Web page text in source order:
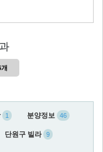
1 분양정보 46
단원구 빌라 9